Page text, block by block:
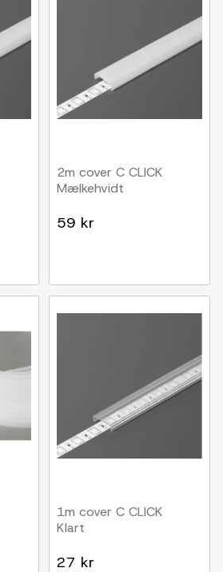
2m cover C CLICK
Mælkehvidt
59 kr
1m cover C CLICK
Klart
27 kr